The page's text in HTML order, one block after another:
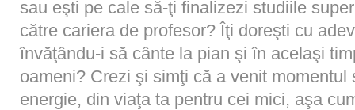
sau eşti pe cale să-ţi finalizezi studiile
către cariera de profesor? Îţi doreşti cu
învăţându-i să cânte la pian şi în acelaşi
oameni? Crezi şi simţi că a venit
energie, din viaţa ta pentru cei mici, aşa